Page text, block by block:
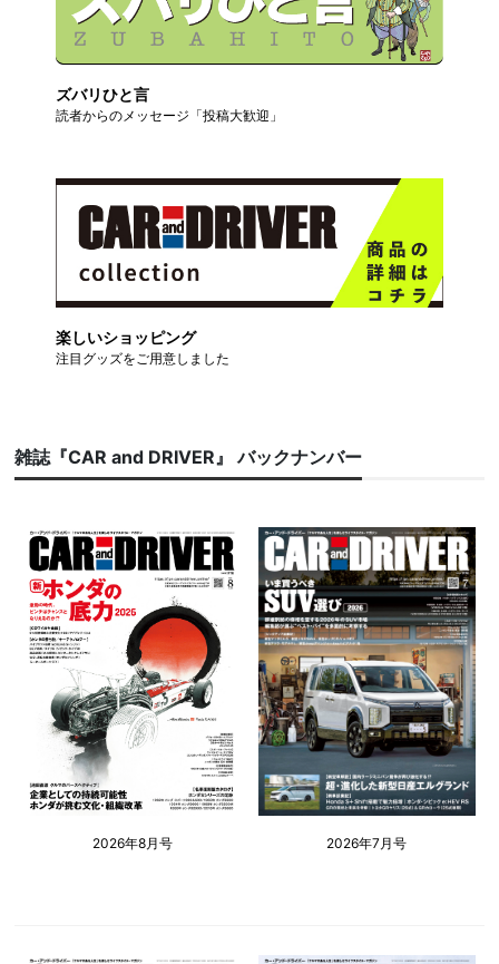
ズバリひと言
読者からのメッセージ「投稿大歓迎」
楽しいショッピング
注目グッズをご用意しました
雑誌『CAR and DRIVER』 バックナンバー
2026年8月号 2026年7月号